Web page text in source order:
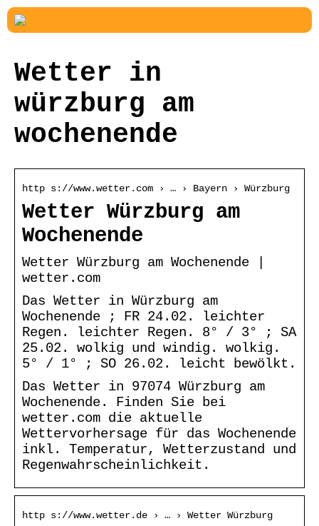
Wetter in
würzburg am
wochenende
http s://www.wetter.com › … › Bayern › Würzburg
Wetter Würzburg am
Wochenende
Wetter Würzburg am Wochenende |
wetter.com
Das Wetter in Würzburg am
Wochenende ; FR 24.02. leichter
Regen. leichter Regen. 8° / 3° ; SA
25.02. wolkig und windig. wolkig.
5° / 1° ; SO 26.02. leicht bewölkt.
Das Wetter in 97074 Würzburg am
Wochenende. Finden Sie bei
wetter.com die aktuelle
Wettervorhersage für das Wochenende
inkl. Temperatur, Wetterzustand und
Regenwahrscheinlichkeit.
http s://www.wetter.de › … › Wetter Würzburg